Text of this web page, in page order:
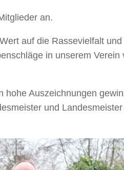
an.
auf die Rassevielfalt
in unserem Verein
hohe Auszeichnungen
und